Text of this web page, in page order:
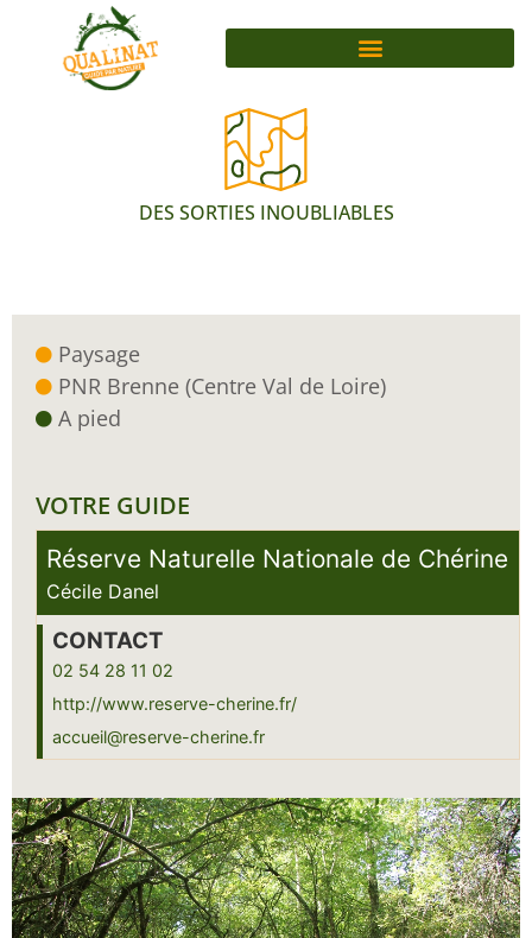
DES SORTIES INOUBLIABLES
Paysage
PNR Brenne (Centre Val de Loire)
A pied
VOTRE GUIDE
Réserve Naturelle Nationale de Chérine
Cécile Danel
CONTACT
02 54 28 11 02
http://www.reserve-cherine.fr/
accueil@reserve-cherine.fr